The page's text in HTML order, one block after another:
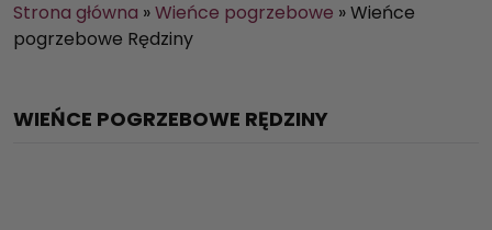
d
u
k
Strona główna »Wieńce pogrzebowe »Wieńce
pogrzebowe Rędziny
WIEŃCE POGRZEBOWE RĘDZINY